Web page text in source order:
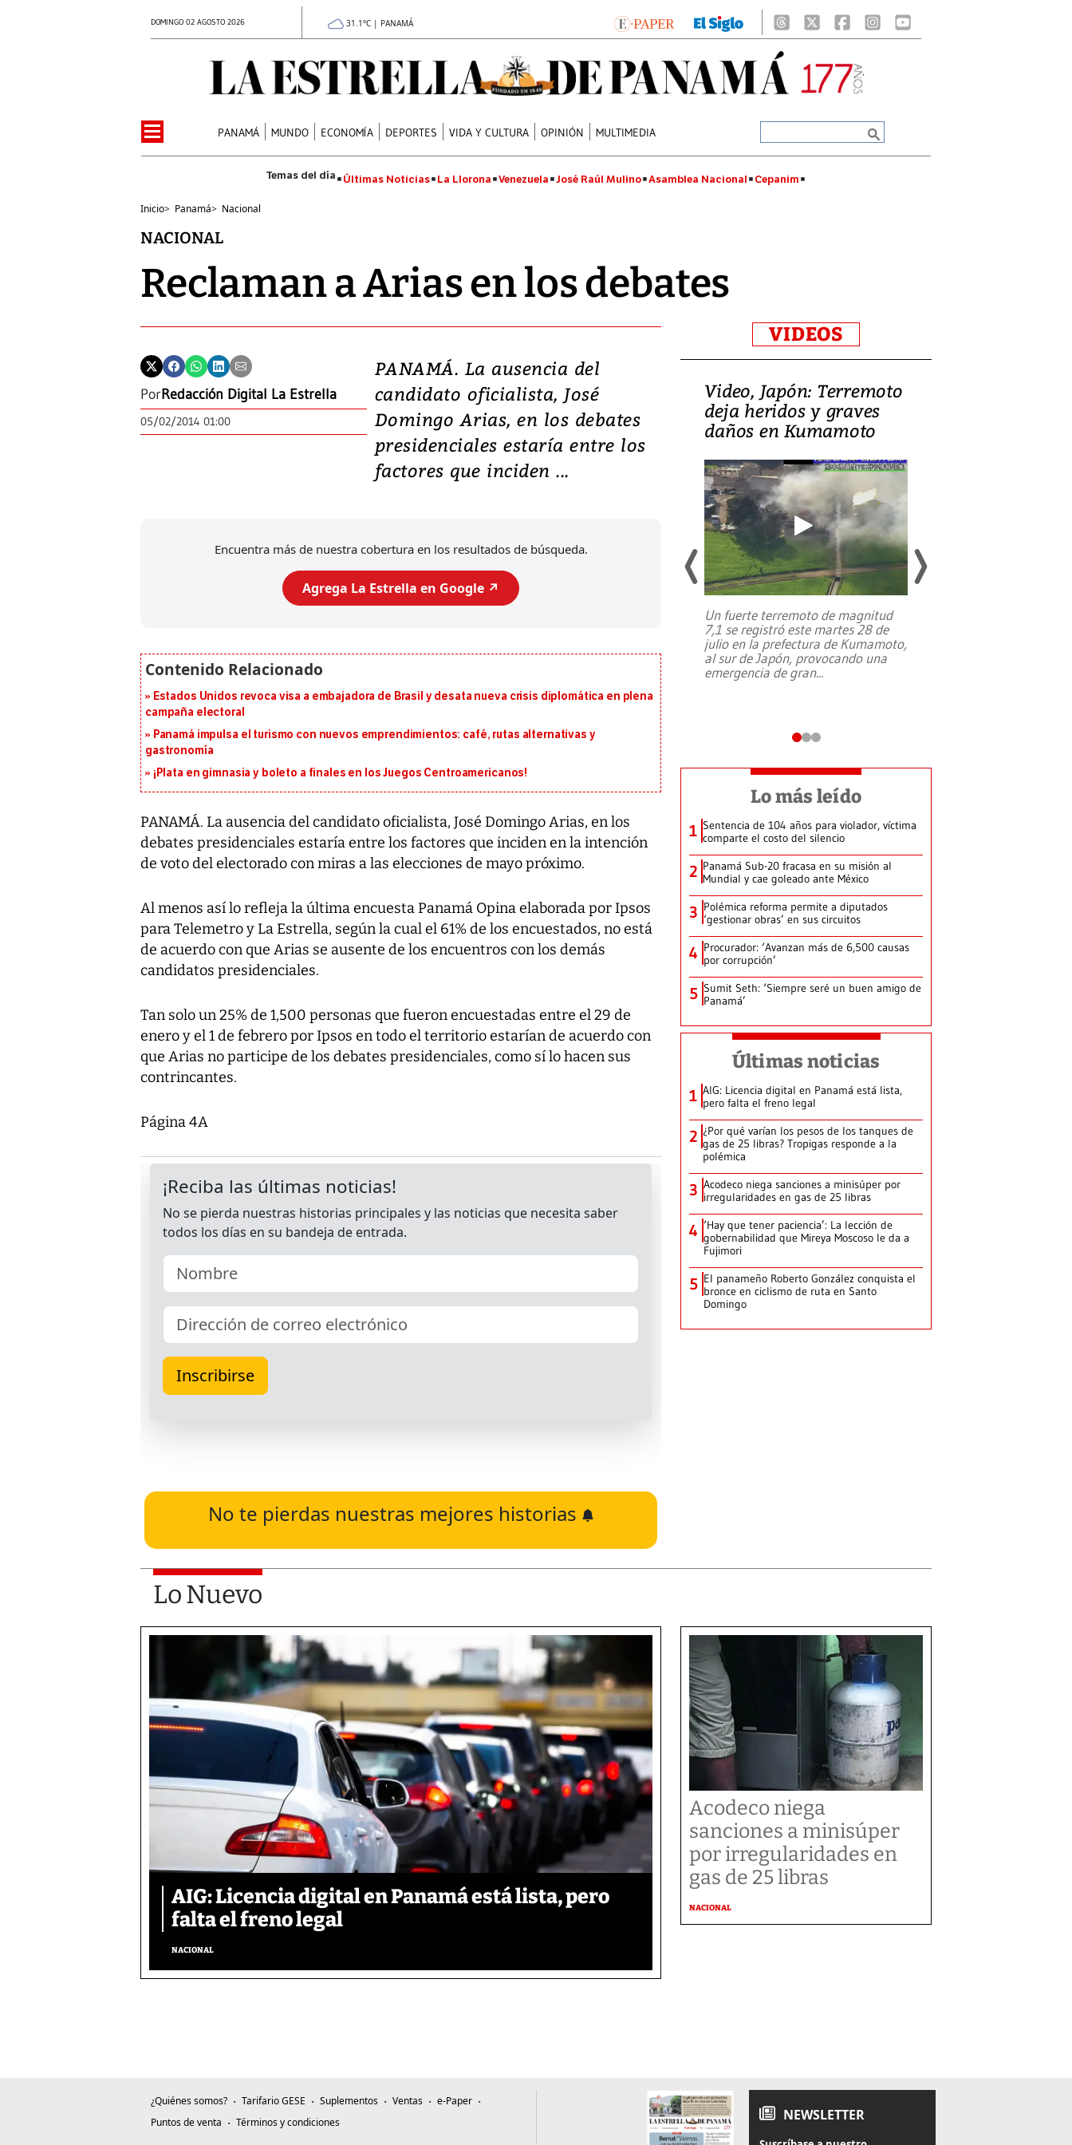
DOMINGO 02 AGOSTO 2026 31.1°C | PANAMÁ
PANAMÁ MUNDO ECONOMÍA DEPORTES VIDA Y CULTURA OPINIÓN MULTIMEDIA
Últimas Noticias La Llorona Venezuela José Raúl Mulino Asamblea Nacional Cepanim
Inicio> Panamá> Nacional
NACIONAL
Reclaman a Arias en los debates
PorRedacción Digital La Estrella
05/02/2014 01:00
PANAMÁ. La ausencia del
candidato oficialista, José
Domingo Arias, en los debates
presidenciales estaría entre los
factores que inciden ...
Encuentra más de nuestra cobertura en los resultados de búsqueda.
Agrega La Estrella en Google ↗️
Estados Unidos revoca visa a embajadora de Brasil y desata nueva crisis diplomática en plena
campaña electoral
Panamá impulsa el turismo con nuevos emprendimientos: café, rutas alternativas y
gastronomía
¡Plata en gimnasia y boleto a finales en los Juegos Centroamericanos!
PANAMÁ. La ausencia del candidato oficialista, José Domingo Arias, en los
debates presidenciales estaría entre los factores que inciden en la intención
de voto del electorado con miras a las elecciones de mayo próximo.
Al menos así lo refleja la última encuesta Panamá Opina elaborada por Ipsos
para Telemetro y La Estrella, según la cual el 61% de los encuestados, no está
de acuerdo con que Arias se ausente de los encuentros con los demás
candidatos presidenciales.
Tan solo un 25% de 1,500 personas que fueron encuestadas entre el 29 de
enero y el 1 de febrero por Ipsos en todo el territorio estarían de acuerdo con
que Arias no participe de los debates presidenciales, como sí lo hacen sus
contrincantes.
Página 4A
No te pierdas nuestras mejores historias
VIDEOS
Isidro Carbonell,
director de la Lotería:
‘Vamos a ser más
transparentes, tengan fe
Video, Japón: Terremoto
deja heridos y graves
daños en Kumamoto
Un fuerte terremoto de magnitud
7,1 se registró este martes 28 de
julio en la prefectura de Kumamoto,
al sur de Japón, provocando una
emergencia de gran...
Lo más leído
1 Sentencia de 104 años para violador, víctima
comparte el costo del silencio
2 Panamá Sub-20 fracasa en su misión al
Mundial y cae goleado ante México
3 Polémica reforma permite a diputados
‘gestionar obras’ en sus circuitos
4 Procurador: ‘Avanzan más de 6,500 causas
por corrupción’
5 Sumit Seth: ‘Siempre seré un buen amigo de
Panamá’
Últimas noticias
1 AIG: Licencia digital en Panamá está lista,
pero falta el freno legal
2 ¿Por qué varían los pesos de los tanques de
gas de 25 libras? Tropigas responde a la
polémica
3 Acodeco niega sanciones a minisúper por
irregularidades en gas de 25 libras
4 ‘Hay que tener paciencia’: La lección de
gobernabilidad que Mireya Moscoso le da a
Fujimori
5 El panameño Roberto González conquista el
bronce en ciclismo de ruta en Santo
Domingo
Lo Nuevo
AIG: Licencia digital en Panamá está lista, pero
falta el freno legal
NACIONAL
Acodeco niega
sanciones a minisúper
por irregularidades en
gas de 25 libras
NACIONAL
¿Quiénes somos? Tarifario GESE Suplementos Ventas
e-Paper
Puntos de venta
Términos y condiciones NEWSLETTER